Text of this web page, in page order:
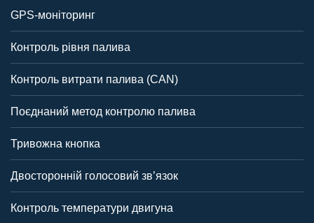
GPS-моніторинг
Контроль рівня палива
Контроль витрати палива (CAN)
Поєднаний метод контролю палива
Тривожна кнопка
Двосторонній голосовий зв’язок
Контроль температури двигуна